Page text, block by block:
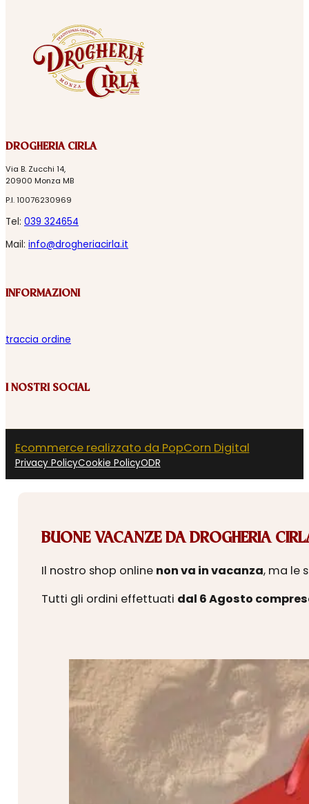
DROGHERIA CIRLA
Via B. Zucchi 14,
20900 Monza MB
P.I. 10076230969
Tel: 039 324654
Mail: info@drogheriacirla.it
INFORMAZIONI
traccia ordine
I NOSTRI SOCIAL
Ecommerce realizzato da PopCorn Digital
Privacy PolicyCookie PolicyODR
BUONE VACANZE DA DROGHERIA
Il nostro shop online non va in vacanza, ma le
Tutti gli ordini effettuati dal 6 Agosto